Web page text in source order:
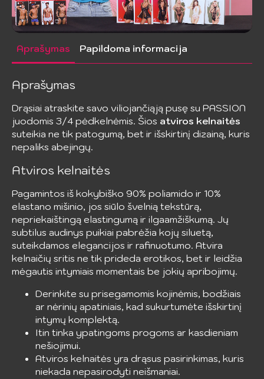
Aprašymas Papildoma informacija
Aprašymas
Drąsiai atraskite savo viliojančiąją pusę su PASSION
juodomis 3/4 pėdkelnėmis. Šios atviros kelnaitės
suteikia ne tik patogumą, bet ir išskirtinį dizainą, kuris
nepaliks abejingų.
Atviros kelnaitės
Pagamintos iš kokybiško 90% poliamido ir 10%
elastano mišinio, jos siūlo švelnią tekstūrą,
nepriekaištingą elastingumą ir ilgaamžiškumą. Jų
subtilus audinys puikiai pabrėžia kojų siluetą,
suteikdamos elegancijos ir rafinuotumo. Atvira
kelnaičių sritis ne tik prideda erotikos, bet ir leidžia
mėgautis intymiais momentais be jokių apribojimų.
Derinkite su prisegamomis kojinėmis, bodžiais
ar nėrinių apatiniais, kad sukurtumėte išskirtinį
intymų komplektą.
Itin tinka ypatingoms progoms ar kasdieniam
nešiojimui.
Atviros kelnaitės yra drąsus pasirinkimas, kuris
niekada nepasirodyti neišmaniai.